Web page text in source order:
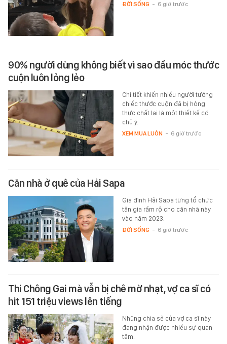
ĐỜI SỐNG - 6 giờ trước
90% người dùng không biết vì sao đầu móc thước
cuộn luôn lỏng lẻo
Chi tiết khiến nhiều người tưởng
chiếc thước cuộn đã bị hỏng
thực chất lại là một thiết kế có
chủ ý.
XEM MUA LUÔN - 6 giờ trước
Căn nhà ở quê của Hải Sapa
Gia đình Hải Sapa từng tổ chức
tân gia rầm rộ cho căn nhà này
vào năm 2023.
ĐỜI SỐNG - 6 giờ trước
Thi Chông Gai mà vẫn bị chê mờ nhạt, vợ ca sĩ có
hit 151 triệu views lên tiếng
Nhũng chia sẻ của vợ ca sĩ này
đang nhận được nhiều sự quan
tâm.